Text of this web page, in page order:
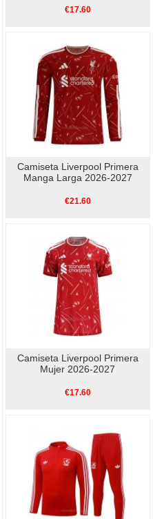
€17.60
Camiseta Liverpool Primera
Manga Larga 2026-2027
€21.60
Camiseta Liverpool Primera
Mujer 2026-2027
€17.60